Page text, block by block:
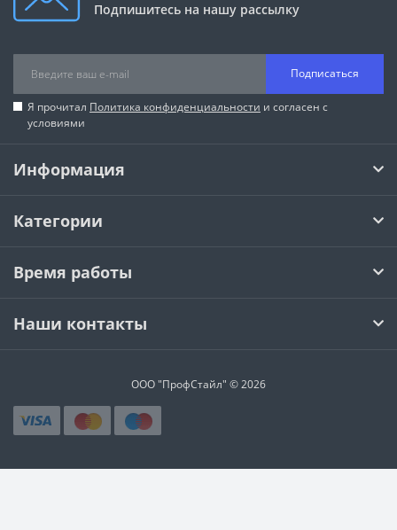
Подпишитесь на нашу рассылку
Подписаться
Я прочитал Политика конфиденциальности и согласен с
условиями
Информация
Категории
Время работы
Наши контакты
ООО "ПрофСтайл" © 2026